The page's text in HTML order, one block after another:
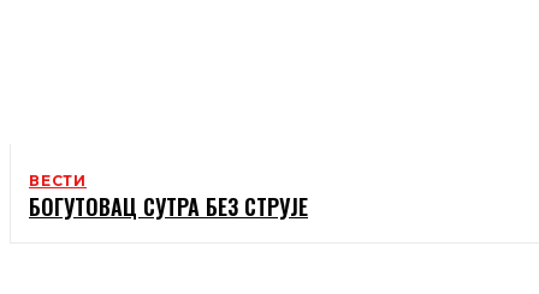
ВЕСТИ
БОГУТОВАЦ СУТРА БЕЗ СТРУЈЕ